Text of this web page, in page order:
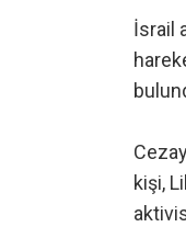
İsrail
kişi,